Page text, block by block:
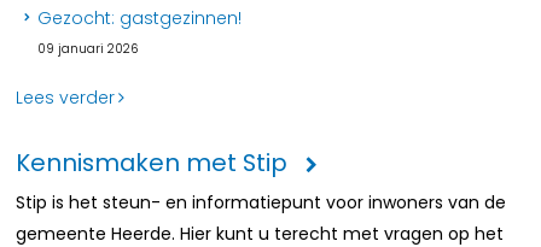
Gezocht: gastgezinnen!
09 januari 2026
Lees verder
Kennismaken met Stip
Stip is het steun- en informatiepunt voor inwoners van de
gemeente Heerde. Hier kunt u terecht met vragen op het